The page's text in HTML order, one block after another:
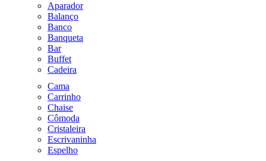
Aparador
Balanço
Banco
Banqueta
Bar
Buffet
Cadeira
Cama
Carrinho
Chaise
Cômoda
Cristaleira
Escrivaninha
Espelho